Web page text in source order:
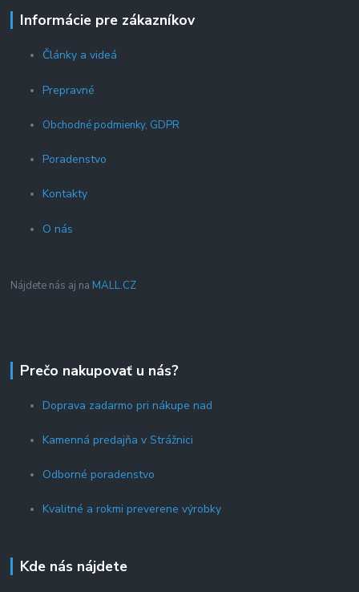
Informácie pre zákazníkov
Články a videá
Prepravné
Obchodné podmienky, GDPR
Poradenstvo
Kontakty
O nás
Nájdete nás aj na MALL.CZ
Prečo nakupovať u nás?
Doprava zadarmo pri nákupe nad
Kamenná predajňa v Strážnici
Odborné poradenstvo
Kvalitné a rokmi preverene výrobky
Kde nás nájdete